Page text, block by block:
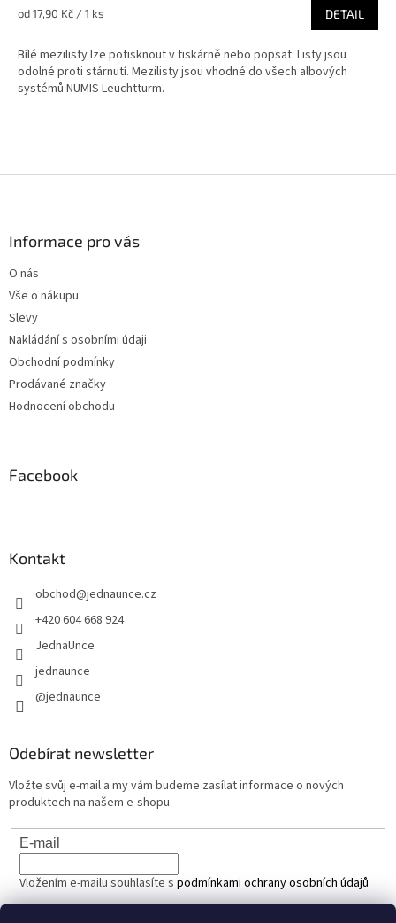
5,0
5
hvězdiček.
Měrná
od 17,90 Kč / 1 ks DETAIL
Bílé mezilisty lze potisknout v tiskárně nebo popsat. Listy jsou
odolné proti stárnutí. Mezilisty jsou vhodné do všech albových
systémů NUMIS Leuchtturm.
Informace pro vás
O nás
Vše o nákupu
Slevy
Nakládání s osobními údaji
Obchodní podmínky
Prodávané značky
Hodnocení obchodu
Facebook
Kontakt
obchod@jednaunce.cz
+420 604 668 924
JednaUnce
jednaunce
@jednaunce
Odebírat newsletter
Vložte svůj e-mail a my vám budeme zasílat informace o nových
produktech na našem e-shopu.
E-mail
Vložením e-mailu souhlasíte s podmínkami ochrany osobních údajů